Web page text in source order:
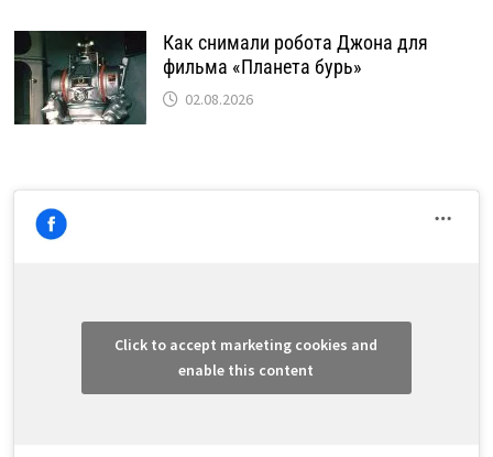
Как снимали робота Джона для
фильма «Планета бурь»
02.08.2026
Click to accept marketing cookies and
enable this content